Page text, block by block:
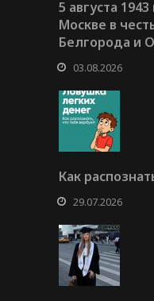
5 августа
Москве в
Белгорода и
03.08.2026
Как
29.07.2026